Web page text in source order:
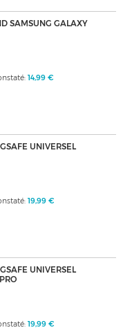
SAMSUNG GALAXY
14,99 €
UNIVERSEL
19,99 €
UNIVERSEL
19,99 €